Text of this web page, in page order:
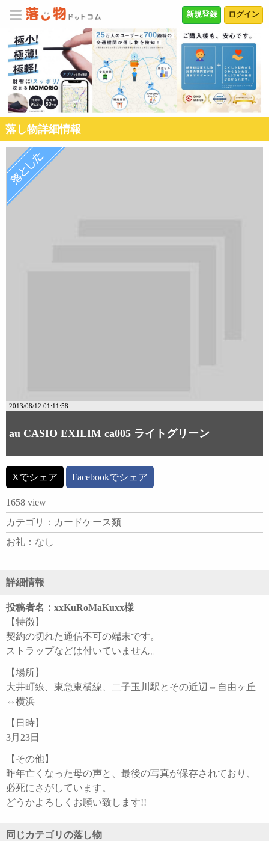
ログイン
新規登録
落し物詳細情報
2013/08/12 01:11:58
au CASIO EXILIM ca005 ライトグリーン
Xでシェア Facebookでシェア
1658 view
カテゴリ：カードケース類
お礼：なし
詳細情報
投稿者名：xxKuRoMaKuxx様
【特徴】
契約の切れた通信不可の端末です。
ストラップなどは付いていません。
【場所】
大井町線、東急東横線、二子玉川駅とその近辺⇔自由ヶ丘
⇔横浜
【日時】
3月23日
【その他】
昨年亡くなった母の声と、最後の写真が保存されており、
必死にさがしています。
どうかよろしくお願い致します!!
同じカテゴリの落し物